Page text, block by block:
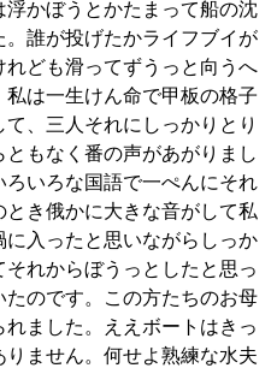
浮かぼうとかたまって船の沈
誰が投げたかライフブイが
ども滑ってずうっと向うへ
は一生けん命で甲板の格子
、三人それにしっかりとり
もなく番の声があがりまし
ろいろな国語で一ぺんにそれ
とき俄かに大きな音がして私
に入ったと思いながらしっか
それからぼうっとしたと思っ
たのです。この方たちのお母
ました。ええボートはきっ
りません。何せよ熟練な水夫